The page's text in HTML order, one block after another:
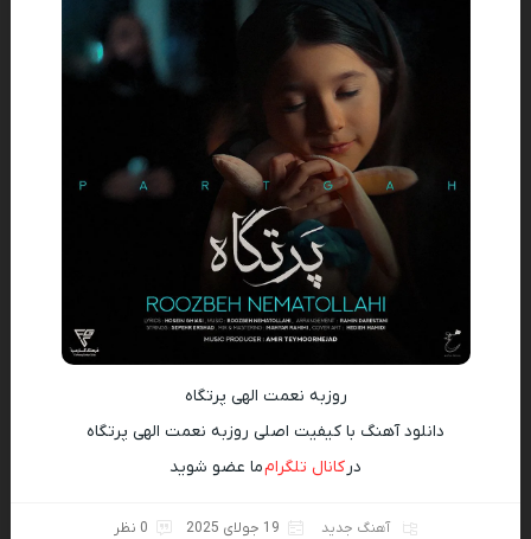
روزبه نعمت الهی پرتگاه
دانلود آهنگ با کیفیت اصلی روزبه نعمت الهی پرتگاه
درکانال تلگرامما عضو شوید
آهنگ جدید 19 جولای 2025 0 نظر